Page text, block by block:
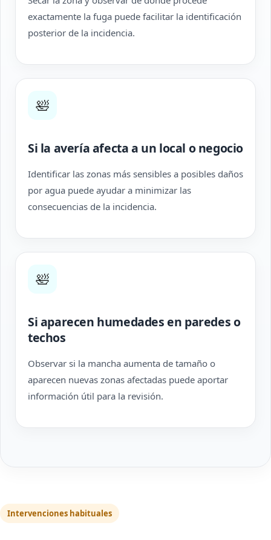
exactamente la fuga puede facilitar la identificación
posterior de la incidencia.
🛀
Si la avería afecta a un local o negocio
Identificar las zonas más sensibles a posibles daños
por agua puede ayudar a minimizar las
consecuencias de la incidencia.
🛀
Si aparecen humedades en paredes o
techos
Observar si la mancha aumenta de tamaño o
aparecen nuevas zonas afectadas puede aportar
información útil para la revisión.
Intervenciones habituales